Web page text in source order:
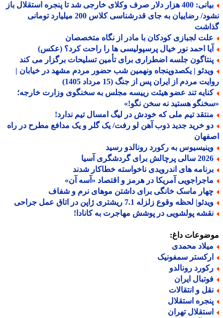
بیانی: 400 هزار دلار صرف وکلای خارجی شد تا پنجره استقلال باز
نشود/ رضاییان به جای قدرشناسی کلاس 200 میلیارد تومانی
لجبازی کودکان با مادر از نگاه متخصصان
احمد نور خیال پرسپولیسی ها را راحت کرد؟ (عکس)
جلسه اضطراری برای تأمین تسلیحات برگزار می کند
| یکصدوپنجاه ونهمین شب حضور مردم مشهد در خیابان |
مردم از ایران پس از جنگ (15 مرداد 1405)
تند عضو هیئت رییسه مجلس به سخنگوی وزارت خارجه؛
هستید نه سخن نگو!»
تیم ملی که خودش در لیگ امسال تیم ندارد!
خرید جدید ذوب آهن لو رفت/ یک گلر و یک مدافع مطرح در راه
به رکورد رونالدو رسید
پرچالش برای گردشگری آسیا
های اندرویدی ناخواسته خطاکار شدند
آمریکا در هرمز و اقتصاد «آسه آن»
ماسک خانگی برای داشتن موهای نرم و شفاف
لحظه وقوع زلزله 7.1 ریشتری ژاپن در اتاق عمل جراحی
پولشویی در پوشش مهاجرت به کانادا!
داغ:
محمدی
سمفونیک
رونالدو
ایران
و انتقالات
استقلال
تهران